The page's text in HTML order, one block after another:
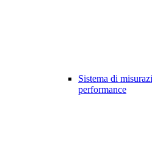
Sistema di
performance